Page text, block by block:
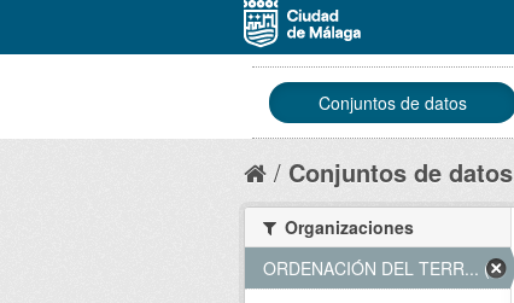
Conjuntos de datos
Conjuntos de datos
Organizaciones
ORDENACIÓN DEL TERR... (1)